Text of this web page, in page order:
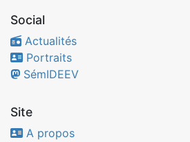
Social
Actualités
Portraits
SémIDEEV
Site
A propos